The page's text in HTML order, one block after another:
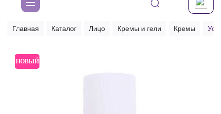
Главная Каталог Лицо Кремы и гели Кремы
НОВЫЙ